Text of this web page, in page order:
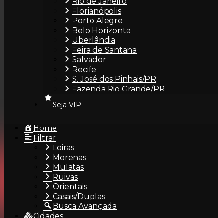
Florianópolis
Porto Alegre
Belo Horizonte
Uberlândia
Feira de Santana
Salvador
Recife
S. José dos Pinhais/PR
Fazenda Rio Grande/PR
Seja VIP
Home
Filtrar
Loiras
Morenas
Mulatas
Ruivas
Orientais
Casais/Duplas
Busca Avançada
Cidades
Bella Reis 22 anos •Curitiba/PR 41 99753-3422
Tipo: RuivaIdade: 22 anosAltura: 1,57mCor dos Olhos:
34Tatuagem: 2Piercing: 2Fumante: Não Informações
Continuar lendo
INSTITUCIONAL
O ÁreaVIP
Seja VIP